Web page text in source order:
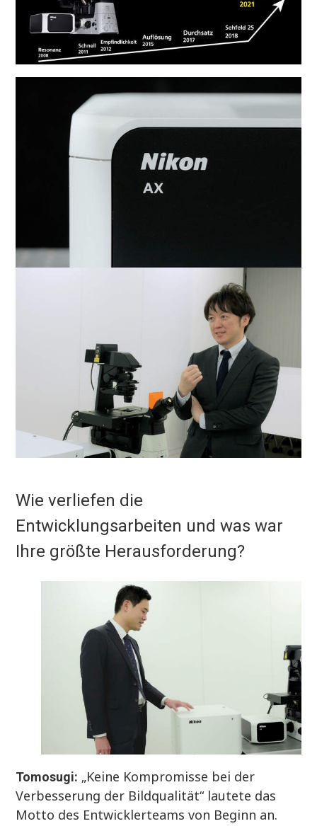
Wie verliefen die
Entwicklungsarbeiten und was war
Ihre größte Herausforderung?
Tomosugi: „Keine Kompromisse bei der
Verbesserung der Bildqualität“ lautete das
Motto des Entwicklerteams von Beginn an.